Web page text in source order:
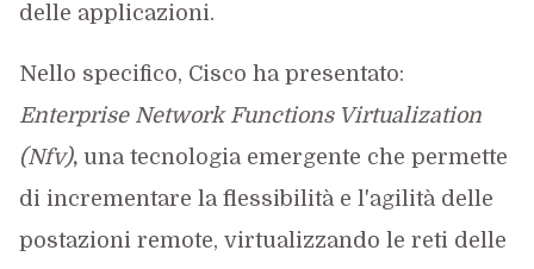
delle applicazioni.
Nello specifico, Cisco ha presentato:
Enterprise Network Functions Virtualization
(Nfv),una tecnologia emergente che permette
di incrementare la flessibilità e l'agilità delle
postazioni remote, virtualizzando le reti delle